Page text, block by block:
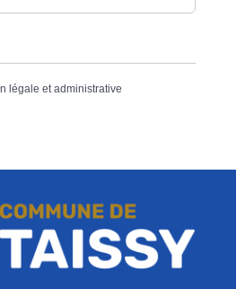
légale et administrative